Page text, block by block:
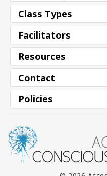
Class Types
Facilitators
Resources
Contact
Policies